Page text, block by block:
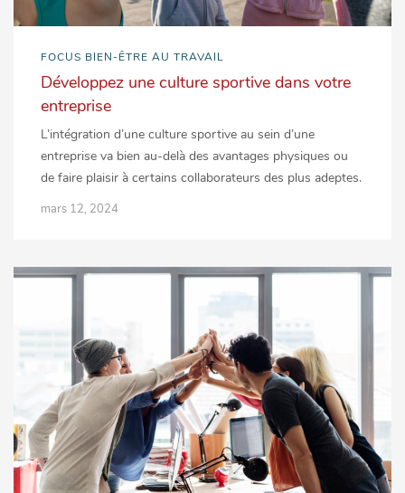
FOCUS BIEN-ÊTRE AU TRAVAIL
Développez une culture sportive dans votre
entreprise
L’intégration d’une culture sportive au sein d’une
entreprise va bien au-delà des avantages physiques ou
de faire plaisir à certains collaborateurs des plus adeptes.
mars 12, 2024